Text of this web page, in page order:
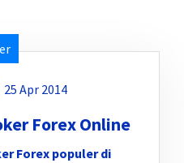
25 Apr 2014
Forex Online
Forex populer di